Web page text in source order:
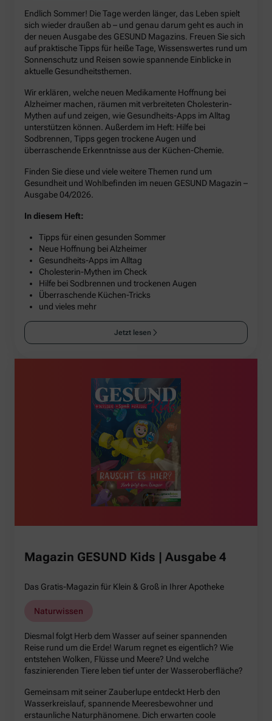
Endlich Sommer! Die Tage werden länger, das Leben spielt
sich wieder draußen ab – und genau darum geht es auch in
der neuen Ausgabe des GESUND Magazins. Freuen Sie sich
auf praktische Tipps für heiße Tage, Wissenswertes rund um
Sonnenschutz und Reisen sowie spannende Einblicke in
aktuelle Gesundheitsthemen.
Wir erklären, welche neuen Medikamente Hoffnung bei
Alzheimer machen, räumen mit verbreiteten Cholesterin-
Mythen auf und zeigen, wie Gesundheits-Apps im Alltag
unterstützen können. Außerdem im Heft: Hilfe bei
Sodbrennen, Tipps gegen trockene Augen und
überraschende Erkenntnisse aus der Küchen-Chemie.
Finden Sie diese und viele weitere Themen rund um
Gesundheit und Wohlbefinden im neuen GESUND Magazin –
Ausgabe 04/2026.
In diesem Heft:
Tipps für einen gesunden Sommer
Neue Hoffnung bei Alzheimer
Gesundheits-Apps im Alltag
Cholesterin-Mythen im Check
Hilfe bei Sodbrennen und trockenen Augen
Überraschende Küchen-Tricks
und vieles mehr
Jetzt lesen
Magazin GESUND Kids | Ausgabe 4
Das Gratis-Magazin für Klein & Groß in Ihrer Apotheke
Naturwissen
Diesmal folgt Herb dem Wasser auf seiner spannenden
Reise rund um die Erde! Warum regnet es eigentlich? Wie
entstehen Wolken, Flüsse und Meere? Und welche
faszinierenden Tiere leben tief unter der Wasseroberfläche?
Gemeinsam mit seiner Zauberlupe entdeckt Herb den
Wasserkreislauf, spannende Meeresbewohner und
erstaunliche Naturphänomene. Dich erwarten coole